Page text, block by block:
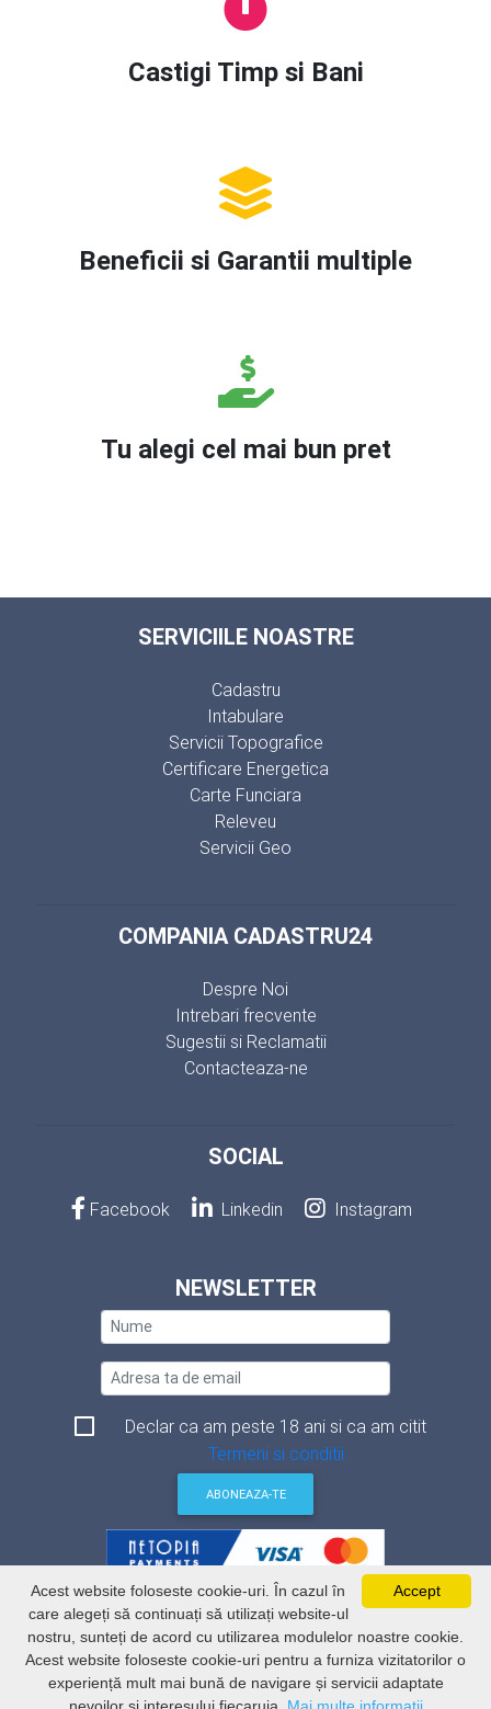
Castigi Timp si Bani
Beneficii si Garantii multiple
Tu alegi cel mai bun pret
SERVICIILE NOASTRE
Cadastru
Intabulare
Servicii Topografice
Certificare Energetica
Carte Funciara
Releveu
Servicii Geo
COMPANIA CADASTRU24
Despre Noi
Intrebari frecvente
Sugestii si Reclamatii
Contacteaza-ne
SOCIAL
Facebook Linkedin Instagram
NEWSLETTER
Declar ca am peste 18 ani si ca am citit
Termeni si conditii
ABONEAZA-TE
Termeni si conditii
Politica de securitate a datelor
Politica de utilizare Cookie-uri
ANSPDCP
ANCPI
Accept
Acest website foloseste cookie-uri. În cazul în
care alegeți să continuați să utilizați website-ul
nostru, sunteți de acord cu utilizarea modulelor noastre cookie.
Acest website foloseste cookie-uri pentru a furniza vizitatorilor o
experiență mult mai bună de navigare și servicii adaptate